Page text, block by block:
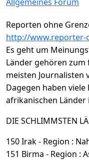
Reporten ohne
http://www.reporter-
Es geht um
Länder gehören
meisten Journalisten
Dagegen haben
afrikanischen
DIE SCHLIMMSTEN
150 Irak - Region :
151 Birma - Region :